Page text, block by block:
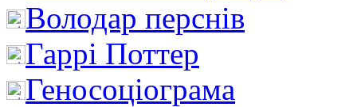
Володар перснів
Гаррі Поттер
Геносоціограма